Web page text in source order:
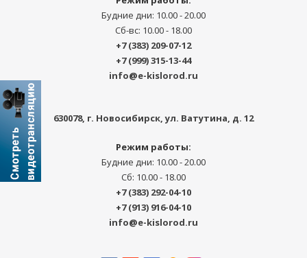
Будние дни: 10.00 - 20.00
Сб-вс: 10.00 - 18.00
+7 (383) 209-07-12
+7 (999) 315-13-44
info@e-kislorod.ru
630078, г. Новосибирск ,ул. Ватутина, д. 12
Режим работы:
Будние дни: 10.00 - 20.00
Сб: 10.00 - 18.00
+7 (383) 292-04-10
+7 (913) 916-04-10
info@e-kislorod.ru